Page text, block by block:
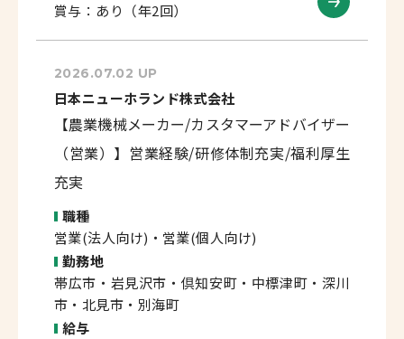
賞与：あり（年2回）
2026.07.02 UP
日本ニューホランド株式会社
【農業機械メーカー/カスタマーアドバイザー
（営業）】営業経験/研修体制充実/福利厚生
充実
職種
営業(法人向け)・営業(個人向け)
勤務地
帯広市・岩見沢市・倶知安町・中標津町・深川
市・北見市・別海町
給与